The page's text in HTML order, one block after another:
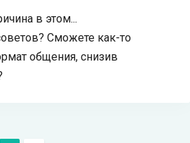
в этом...
Сможете как-то
общения, снизив